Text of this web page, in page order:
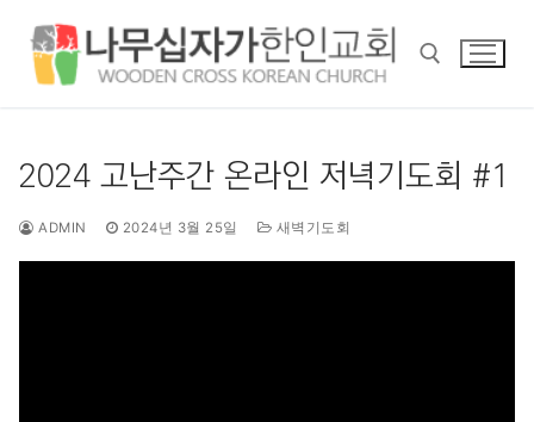
2024 고난주간 온라인 저녁기도회 #1
ADMIN 2024년 3월 25일 새벽기도회